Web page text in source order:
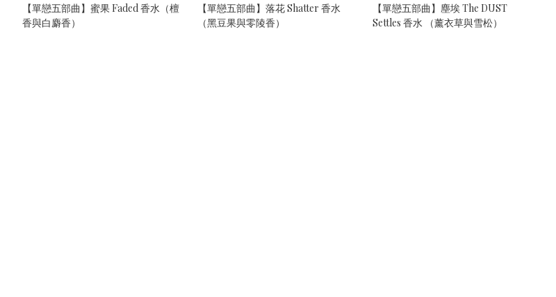
【單戀五部曲】蜜果 Faded 香水（檀
香與白麝香）
【單戀五部曲】落花 Shatter 香水
（黑豆果與零陵香）
【單戀五部曲】塵埃 The DUST
Settles 香水 （薰衣草與雪松）